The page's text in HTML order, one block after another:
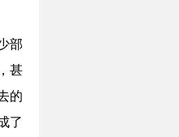
部
甚
的
了